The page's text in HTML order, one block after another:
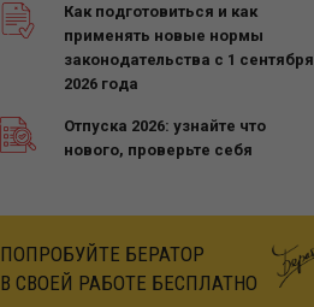
Как подготовиться и как
применять новые нормы
законодательства с 1 сентября
2026 года
Отпуска 2026: узнайте что
нового, проверьте себя
ПОПРОБУЙТЕ БЕРАТОР
В СВОЕЙ РАБОТЕ БЕСПЛАТНО